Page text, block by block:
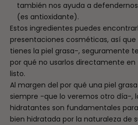
también nos ayuda a
(es antioxidante).
Estos ingredientes puedes
presentaciones cosméticas, así
tienes la piel grasa-, seguramente
por qué no usarlos directamente
listo.
Al margen del por qué una piel
siempre -que lo veremos otro día-,
hidratantes son fundamentales
bien hidratada por la naturaleza de